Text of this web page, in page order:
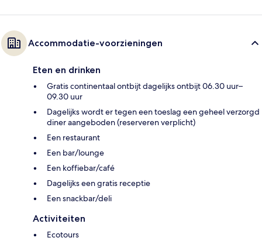
Accommodatie-voorzieningen
Eten en drinken
Gratis continentaal ontbijt dagelijks ontbijt 06.30 uur–
09.30 uur
Dagelijks wordt er tegen een toeslag een geheel verzorgd
diner aangeboden (reserveren verplicht)
Een restaurant
Een bar/lounge
Een koffiebar/café
Dagelijks een gratis receptie
Een snackbar/deli
Activiteiten
Ecotours